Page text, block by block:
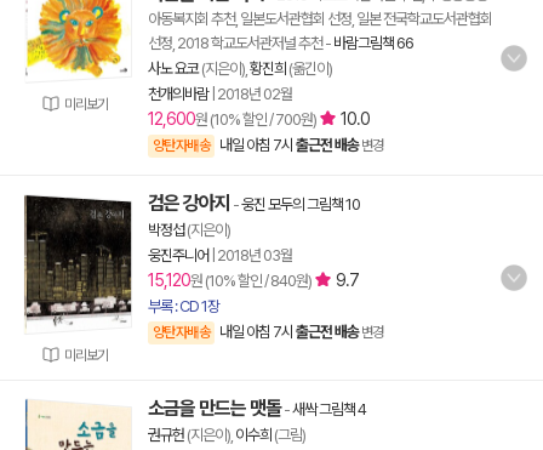
미리보기
아동복지회 추천, 일본도서관협회 선정, 일본 전국학교도서관협회
선정, 2018 학교도서관저널 추천- 바람그림책 66
사노 요코(지은이), 황진희 (옮긴이)
천개의바람| 2018년 02월
12,600원 (10% 할인 / 700원) 10.0
양탄자배송 내일 아침 7시 출근전 배송 변경
미리보기
검은 강아지 -웅진 모두의 그림책 10
박정섭(지은이)
웅진주니어 2018년 03월
15,120원 (10% 할인 / 840원) 9.7
부록 : CD 1장
양탄자배송 내일 아침 7시 출근전 배송 변경
소금을 만드는 맷돌-새싹 그림책 4
권규헌 (지은이), 이수희 (그림)